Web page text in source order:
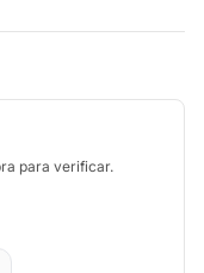
para verificar.